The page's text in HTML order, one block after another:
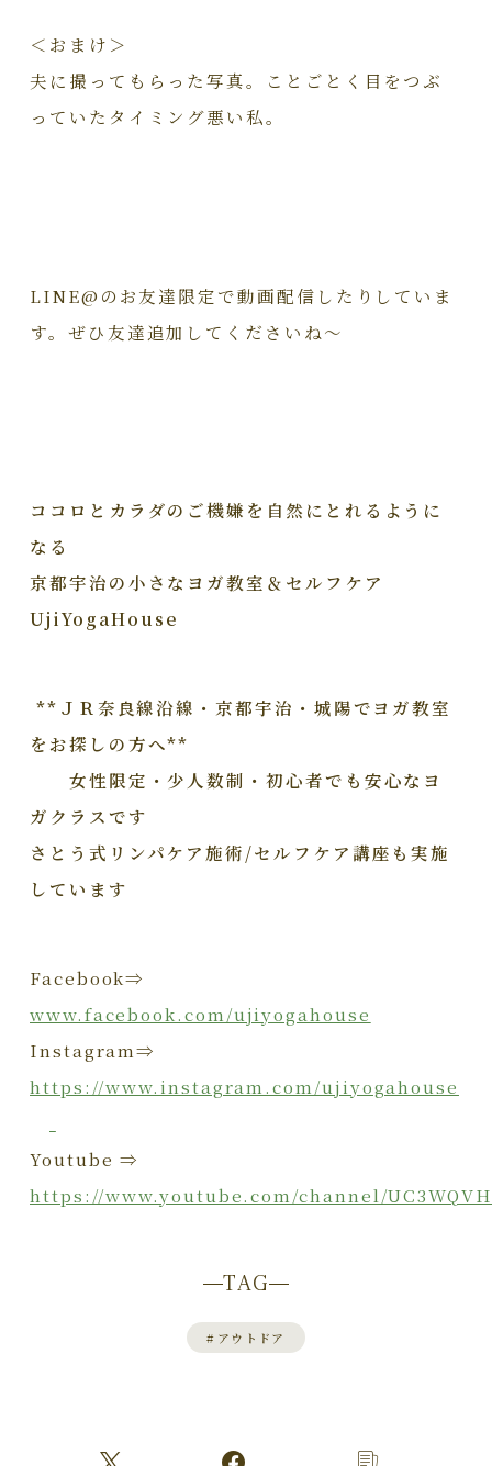
＜おまけ＞
夫に撮ってもらった写真。ことごとく目をつぶ
っていたタイミング悪い私。
LINE@のお友達限定で動画配信したりしていま
す。ぜひ友達追加してくださいね～
ココロとカラダのご機嫌を自然にとれるように
なる
京都宇治の小さなヨガ教室＆セルフケア
UjiYogaHouse
**ＪＲ奈良線沿線・京都宇治・城陽でヨガ教室
をお探しの方へ**
女性限定・少人数制・初心者でも安心なヨ
ガクラスです
さとう式リンパケア施術/セルフケア講座も実施
しています
Facebook⇒
www.facebook.com/ujiyogahouse
Instagram⇒
https://www.instagram.com/ujiyogahouse
Youtube ⇒
https://www.youtube.com/channel/
TAG
# アウトドア